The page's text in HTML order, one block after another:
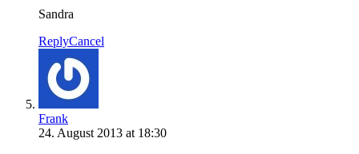
Sandra
ReplyCancel
Frank
24. August 2013 at 18:30